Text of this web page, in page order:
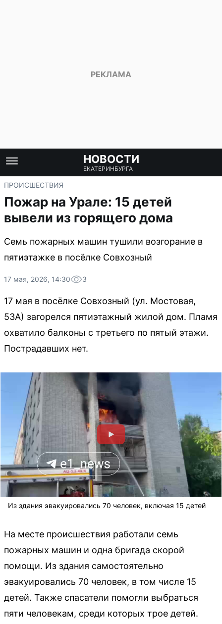
НОВОСТИ
ЕКАТЕРИНБУРГА
ПРОИСШЕСТВИЯ
Пожар на Урале: 15 детей
вывели из горящего дома
Семь пожарных машин тушили возгорание в
пятиэтажке в посёлке Совхозный
17 мая, 2026, 14:30 3
17 мая в посёлке Совхозный (ул. Мостовая,
53А) загорелся пятиэтажный жилой дом. Пламя
охватило балконы с третьего по пятый этажи.
Пострадавших нет.
Из здания эвакуировались 70 человек, включая 15 детей
На месте происшествия работали семь
пожарных машин и одна бригада скорой
помощи. Из здания самостоятельно
эвакуировались 70 человек, в том числе 15
детей. Также спасатели помогли выбраться
пяти человекам, среди которых трое детей.